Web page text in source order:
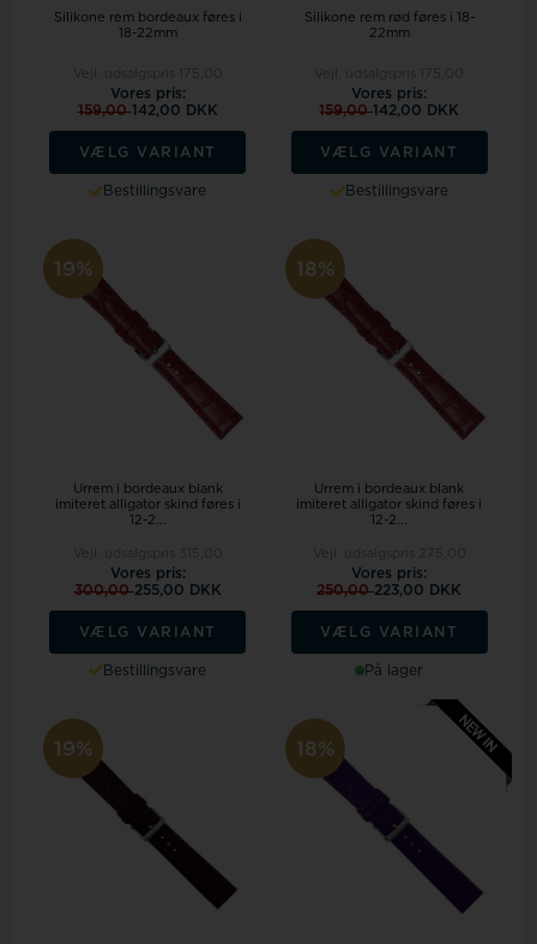
Silikone rem bordeaux føres i
18-22mm
Vores pris:
159,00142,00 DKK
VÆLG VARIANT
Bestillingsvare
Silikone rem rød føres i 18-
22mm
Vores pris:
159,00142,00 DKK
VÆLG VARIANT
Bestillingsvare
19%
Urrem i bordeaux blank
imiteret alligator skind føres i
12-2...
Vores pris:
300,00255,00 DKK
VÆLG VARIANT
Bestillingsvare
18%
Urrem i bordeaux blank
imiteret alligator skind føres i
12-2...
Vores pris:
250,00223,00 DKK
VÆLG VARIANT
På lager
19% 18%